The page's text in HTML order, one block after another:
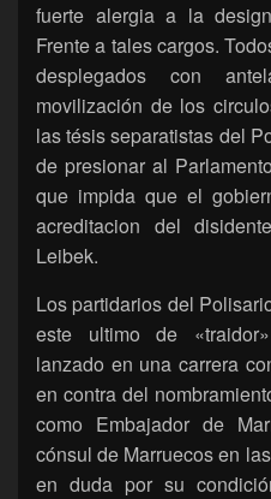
fuerte alergia a la
Frente a tales cargos.
desplegados con
movilización de los
las tésis separatistas del
de presionar al
que impida que el
acreditacion del
Leibek.
Los partidarios del
este ultimo de
lanzado en una carrera
en contra del
como Embajador de
cónsul de Marruecos en
en duda por su